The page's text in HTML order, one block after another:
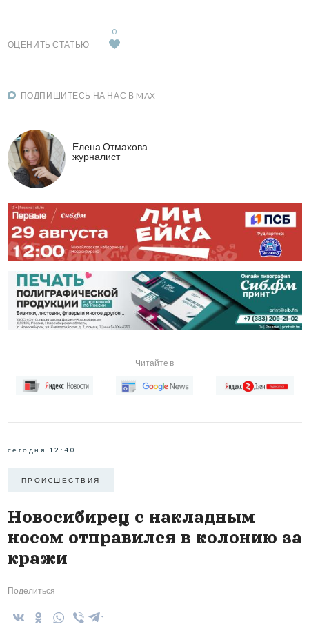
ОЦЕНИТЬ СТАТЬЮ
0
ПОДПИШИТЕСЬ НА НАС В MAX
Елена Отмахова
журналист
Читайте в
сегодня 12:40
ПРОИCШЕСТВИЯ
Новосибирец с накладным
носом отправился в колонию за
кражи
Поделиться